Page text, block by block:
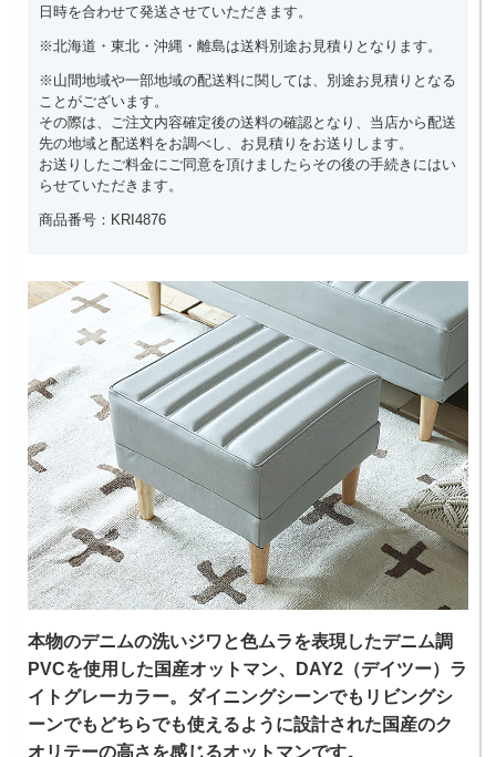
日時を合わせて発送させていただきます。
※北海道・東北・沖縄・離島は送料別途お見積りとなります。
※山間地域や一部地域の配送料に関しては、別途お見積りとなる
ことがございます。
その際は、ご注文内容確定後の送料の確認となり、当店から配送
先の地域と配送料をお調べし、お見積りをお送りします。
お送りしたご料金にご同意を頂けましたらその後の手続きにはい
らせていただきます。
商品番号：KRI4876
本物のデニムの洗いジワと色ムラを表現したデニム調
PVCを使用した国産オットマン、DAY2（デイツー）ラ
イトグレーカラー。ダイニングシーンでもリビングシ
ーンでもどちらでも使えるように設計された国産のク
オリテーの高さを感じるオットマンです。